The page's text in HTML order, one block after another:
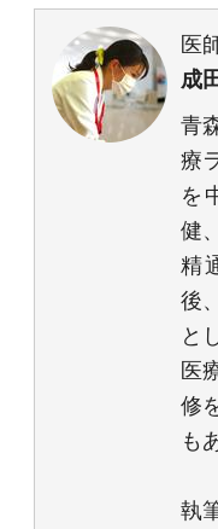
医
成
青
療
を
健
精
後
と
医
修
も
執